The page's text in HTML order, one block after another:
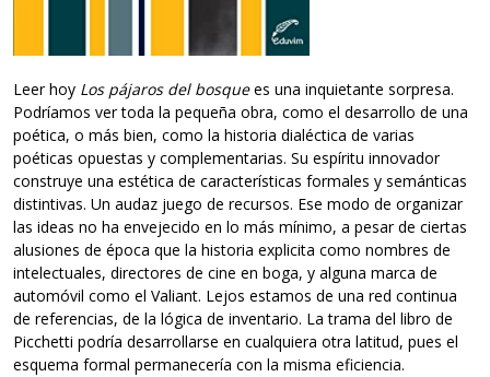
Leer hoy Los pájaros del bosquees una inquietante sorpresa.
Podríamos ver toda la pequeña obra, como el desarrollo de una
poética, o más bien, como la historia dialéctica de varias
poéticas opuestas y complementarias. Su espíritu innovador
construye una estética de características formales y semánticas
distintivas. Un audaz juego de recursos. Ese modo de organizar
las ideas no ha envejecido en lo más mínimo, a pesar de ciertas
alusiones de época que la historia explicita como nombres de
intelectuales, directores de cine en boga, y alguna marca de
automóvil como el Valiant. Lejos estamos de una red continua
de referencias, de la lógica de inventario. La trama del libro de
Picchetti podría desarrollarse en cualquiera otra latitud, pues el
esquema formal permanecería con la misma eficiencia.